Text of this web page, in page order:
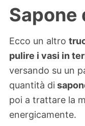
Sapone
Ecco un altro
pulire i vasi in
versando su un
quantità di
poi a trattare la
energicamente.